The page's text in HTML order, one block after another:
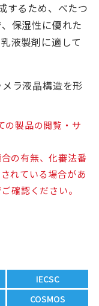
するため、べたつ
保湿性に優れた
液製剤に適して
ラ液晶構造を形
の製品の閲覧・サ
の有無、化審法番
れている場合があ
確認ください。
IECSC
COSMOS